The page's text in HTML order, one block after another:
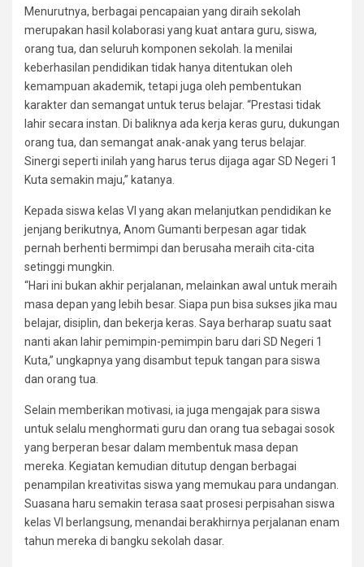
Menurutnya, berbagai pencapaian yang diraih sekolah
merupakan hasil kolaborasi yang kuat antara guru, siswa,
orang tua, dan seluruh komponen sekolah. Ia menilai
keberhasilan pendidikan tidak hanya ditentukan oleh
kemampuan akademik, tetapi juga oleh pembentukan
karakter dan semangat untuk terus belajar. “Prestasi tidak
lahir secara instan. Di baliknya ada kerja keras guru, dukungan
orang tua, dan semangat anak-anak yang terus belajar.
Sinergi seperti inilah yang harus terus dijaga agar SD Negeri 1
Kuta semakin maju,” katanya.
Kepada siswa kelas VI yang akan melanjutkan pendidikan ke
jenjang berikutnya, Anom Gumanti berpesan agar tidak
pernah berhenti bermimpi dan berusaha meraih cita-cita
setinggi mungkin.
“Hari ini bukan akhir perjalanan, melainkan awal untuk meraih
masa depan yang lebih besar. Siapa pun bisa sukses jika mau
belajar, disiplin, dan bekerja keras. Saya berharap suatu saat
nanti akan lahir pemimpin-pemimpin baru dari SD Negeri 1
Kuta,” ungkapnya yang disambut tepuk tangan para siswa
dan orang tua.
Selain memberikan motivasi, ia juga mengajak para siswa
untuk selalu menghormati guru dan orang tua sebagai sosok
yang berperan besar dalam membentuk masa depan
mereka. Kegiatan kemudian ditutup dengan berbagai
penampilan kreativitas siswa yang memukau para undangan.
Suasana haru semakin terasa saat prosesi perpisahan siswa
kelas VI berlangsung, menandai berakhirnya perjalanan enam
tahun mereka di bangku sekolah dasar.